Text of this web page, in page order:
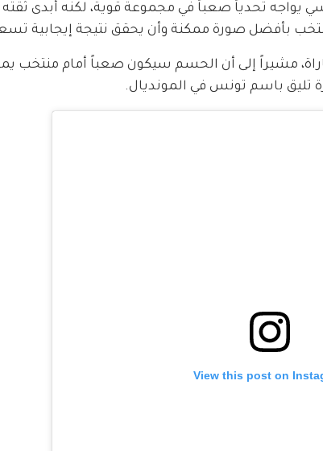
يواجه تحدياً صعباً في مجموعة قوية، لكنه أبدى ثقته
بأفضل صورة ممكنة وأن يحقق نتيجة إيجابية
مشيراً إلى أن الحسم سيكون صعباً أمام منتخب
تليق باسم تونس في المونديال.
View this post on